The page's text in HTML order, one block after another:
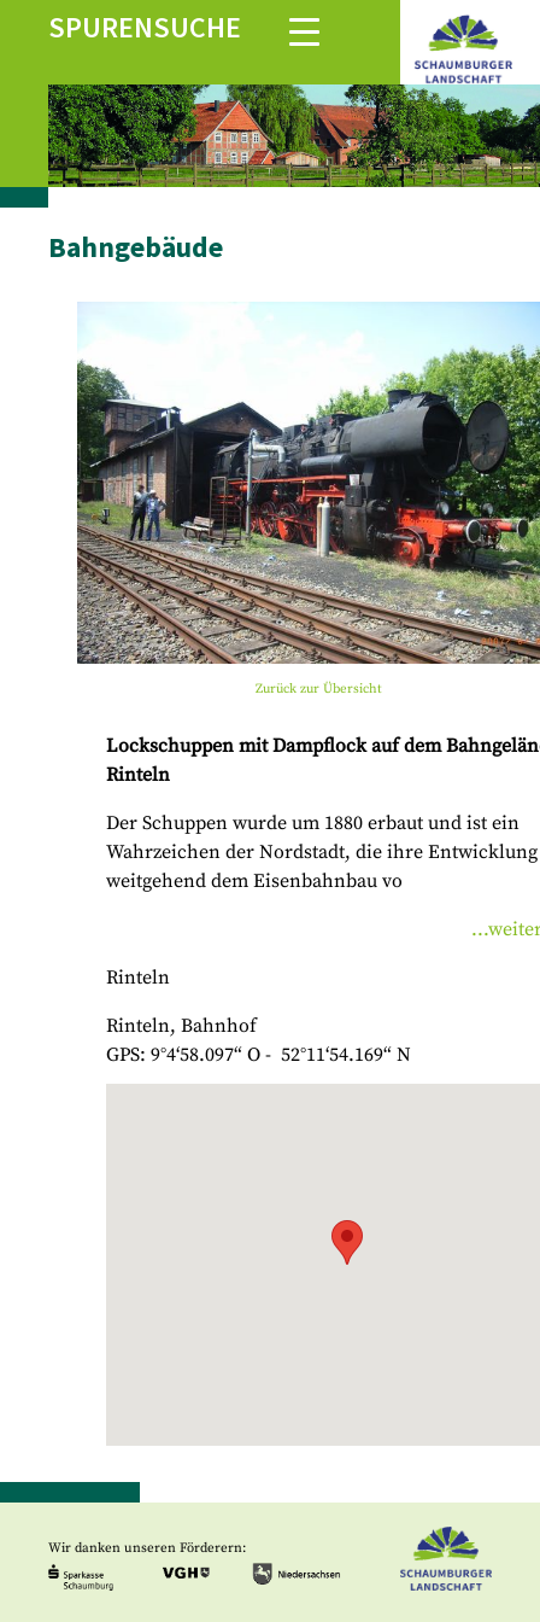
SPURENSUCHE
Bahngebäude
Zurück zur Übersicht
Lockschuppen mit Dampflock auf dem
Rinteln
Der Schuppen wurde um 1880 erbaut und ist ein
Wahrzeichen der Nordstadt, die ihre Entwicklung
weitgehend dem Eisenbahnbau vo
Rinteln
Rinteln, Bahnhof
GPS: 9°4‘58.097“ O - 52°11‘54.169“ N
Wir danken unseren Förderern: